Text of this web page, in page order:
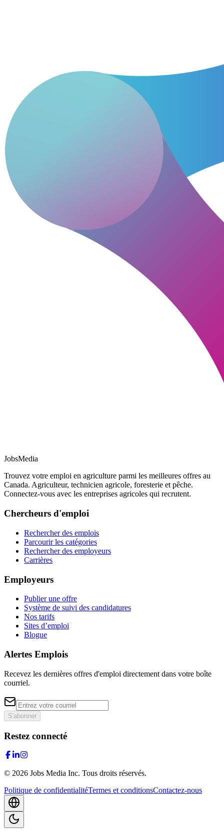
JobsMedia
Trouvez votre emploi en agriculture parmi les meilleures offres au
Canada. Agriculteur, technicien agricole, foresterie et pêche.
Connectez-vous avec les entreprises agricoles qui recrutent.
Chercheurs d'emploi
Rechercher des emplois
Parcourir les catégories
Rechercher des employeurs
Carrières
Employeurs
Publier une offre
Système de suivi des candidatures
Nos tarifs
Sites d’emploi
Blogue
Alertes Emplois
Recevez les dernières offres d'emploi directement dans votre boîte
courriel.
S'abonner
Restez connecté
© 2026 Jobs Media Inc. Tous droits réservés.
Politique de confidentialitéTermes et conditionsContactez-nous